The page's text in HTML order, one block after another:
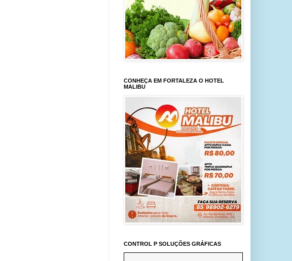
CONHEÇA EM FORTALEZA O HOTEL
MALIBU
CONTROL P SOLUÇÕES GRÁFICAS